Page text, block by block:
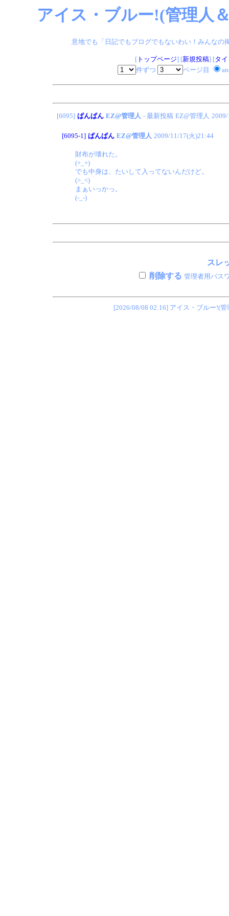
アイス・ブルー!(管理人
意地でも「日記でもブログでもないわい！みんなの
[トップページ] [新規投稿] [タ
件ずつ
ページ目
[6095] ぱんぱん EZ@管理人 - 最新投稿 EZ@管理人
[6095-1] ぱんぱん EZ@管理人 2009/11/17(火)21:44
財布が壊れた。
(+_+)
でも中身は、たいして入ってないんだけど。
(>_<)
まぁいっかっ。
(-_-)
スレ
削除する 管理者用パス
[2026/08/08 02:16] アイス・ブルー!(